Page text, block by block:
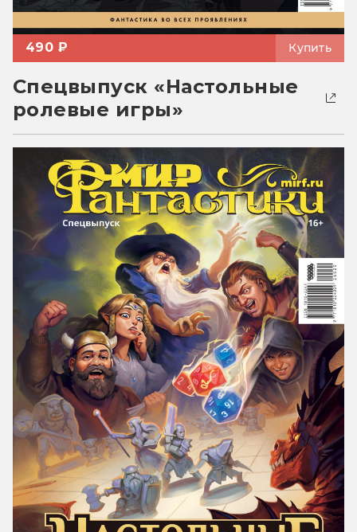
490 ₽ Купить
Спецвыпуск «Настольные
ролевые игры»